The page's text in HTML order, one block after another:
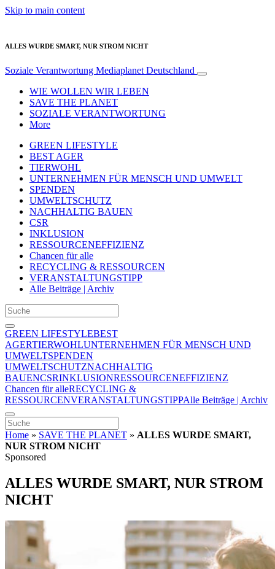
Skip to main content
ALLES WURDE SMART, NUR STROM NICHT
Soziale Verantwortung Mediaplanet Deutschland
WIE WOLLEN WIR LEBEN
SAVE THE PLANET
SOZIALE VERANTWORTUNG
More
GREEN LIFESTYLE
BEST AGER
TIERWOHL
UNTERNEHMEN FÜR MENSCH UND UMWELT
SPENDEN
UMWELTSCHUTZ
NACHHALTIG BAUEN
CSR
INKLUSION
RESSOURCENEFFIZIENZ
Chancen für alle
RECYCLING & RESSOURCEN
VERANSTALTUNGSTIPP
Alle Beiträge | Archiv
GREEN LIFESTYLEBEST
AGERTIERWOHLUNTERNEHMEN FÜR MENSCH UND
UMWELTSPENDEN
UMWELTSCHUTZNACHHALTIG
BAUENCSRINKLUSIONRESSOURCENEFFIZIENZ
Chancen für alleRECYCLING &
RESSOURCENVERANSTALTUNGSTIPPAlle Beiträge | Archiv
Home » SAVE THE PLANET » ALLES WURDE SMART,
NUR STROM NICHT
Sponsored
ALLES WURDE SMART, NUR STROM
NICHT